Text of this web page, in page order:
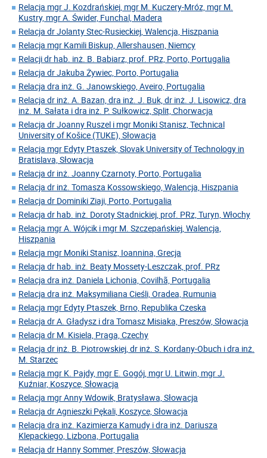
Relacja mgr J. Kozdrańskiej, mgr M. Kuczery-Mróz, mgr M.
Kustry, mgr A. Świder, Funchal, Madera
Relacja dr Jolanty Stec-Rusieckiej, Walencja, Hiszpania
Relacja mgr Kamili Biskup, Allershausen, Niemcy
Relacji dr hab. inż. B. Babiarz, prof. PRz, Porto, Portugalia
Relacja dr Jakuba Żywiec, Porto, Portugalia
Relacja dra inż. G. Janowskiego, Aveiro, Portugalia
Relacja dr inż. A. Bazan, dra inż. J. Buk, dr inż. J. Lisowicz, dra
inż. M. Sałata i dra inż. P. Sułkowicz, Split, Chorwacja
Relacja dr Joanny Ruszel i mgr Moniki Stanisz, Technical
University of Košice (TUKE), Słowacja
Relacja mgr Edyty Ptaszek, Slovak University of Technology in
Bratislava, Słowacja
Relacja dr inż. Joanny Czarnoty, Porto, Portugalia
Relacja dr inż. Tomasza Kossowskiego, Walencja, Hiszpania
Relacja dr Dominiki Ziaji, Porto, Portugalia
Relacja dr hab. inż. Doroty Stadnickiej, prof. PRz, Turyn, Włochy
Relacja mgr A. Wójcik i mgr M. Szczepańskiej, Walencja,
Hiszpania
Relacja mgr Moniki Stanisz, Ioannina, Grecja
Relacja dr hab. inż. Beaty Mossety-Leszczak, prof. PRz
Relacja dra inż. Daniela Lichonia, Covilhã, Portugalia
Relacja dra inż. Maksymiliana Cieśli, Oradea, Rumunia
Relacja mgr Edyty Ptaszek, Brno, Republika Czeska
Relacja dr A. Gładysz i dra Tomasz Misiaka, Preszów, Słowacja
Relacja dr M. Kisiela, Praga, Czechy
Relacja dr inż. B. Piotrowskiej, dr inż. S. Kordany-Obuch i dra inż.
M. Starzec
Relacja mgr K. Pajdy, mgr E. Gogój, mgr U. Litwin, mgr J.
Kuźniar, Koszyce, Słowacja
Relacja mgr Anny Wdowik, Bratysława, Słowacja
Relacja dr Agnieszki Pękali, Koszyce, Słowacja
Relacja dra inż. Kazimierza Kamudy i dra inż. Dariusza
Klepackiego, Lizbona, Portugalia
Relacja dr Hanny Sommer, Preszów, Słowacja